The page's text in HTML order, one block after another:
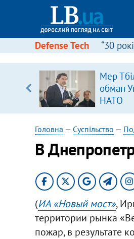
Defense Tech “30
Мер
обман
НАТО
Головна — Суспільство —
В
(ИА «Новый мост»,
территории рынка
пожар, в результате